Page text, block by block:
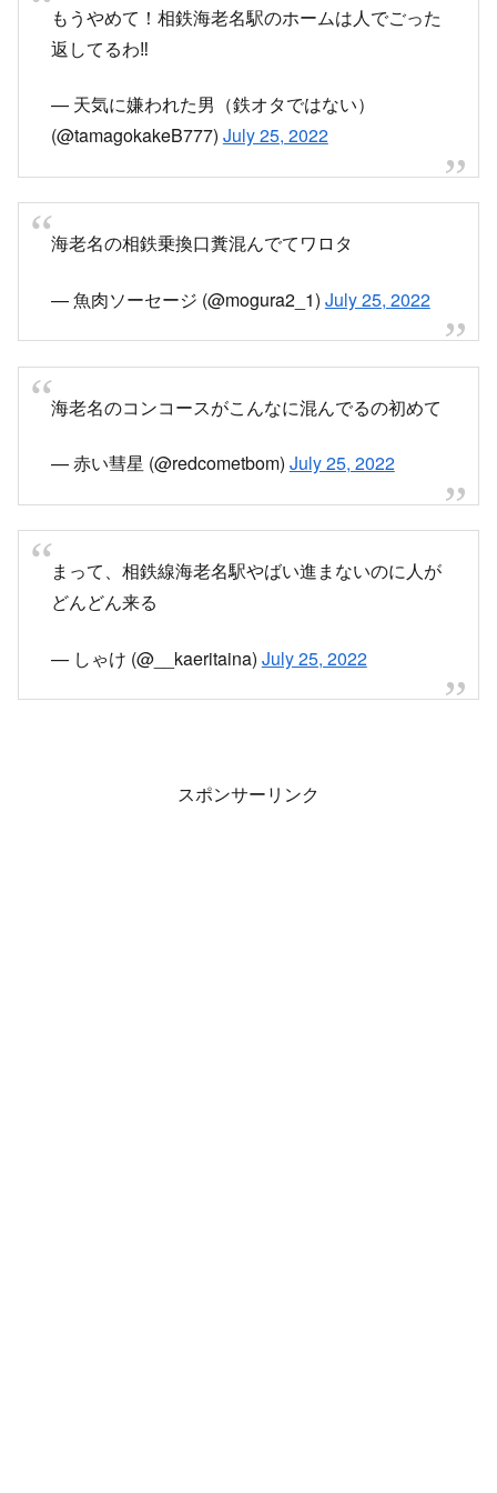
もうやめて！相鉄海老名駅のホームは人でごった
返してるわ‼︎
— 天気に嫌われた男（鉄オタではない）
(@tamagokakeB777) July 25, 2022
海老名の相鉄乗換口糞混んでてワロタ
— 魚肉ソーセージ (@mogura2_1) July 25, 2022
海老名のコンコースがこんなに混んでるの初めて
— 赤い彗星 (@redcometbom) July 25, 2022
まって、相鉄線海老名駅やばい進まないのに人が
どんどん来る
— しゃけ (@__kaeritaina) July 25, 2022
スポンサーリンク